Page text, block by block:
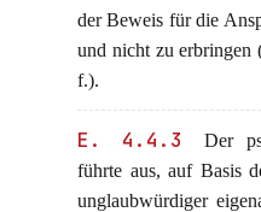
der Beweis für die
und nicht zu
f.).
E. 4.4.3
Der
führte aus, auf Basis
unglaubwürdiger